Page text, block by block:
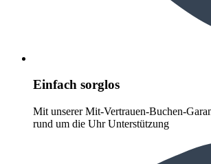
Einfach sorglos
Mit unserer Mit-Vertrauen-Buchen-
rund um die Uhr Unterstützung